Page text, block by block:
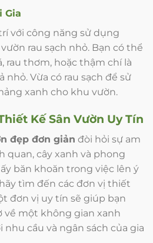
Gia
với công năng sử dụng
rau sạch nhỏ. Bạn có thể
rau thơm, hoặc thậm chí là
nhỏ. Vừa có rau sạch để sử
xanh cho khu vườn.
Kế Sân Vườn Uy Tín
đẹp đơn giản đòi hỏi sự am
quan, cây xanh và phong
băn khoăn trong việc lên ý
tìm đến các đơn vị thiết
đơn vị uy tín sẽ giúp bạn
về một không gian xanh
nhu cầu và ngân sách của gia